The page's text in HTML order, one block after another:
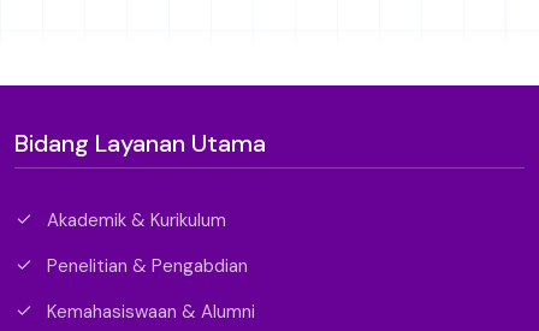
Bidang Layanan Utama
Akademik & Kurikulum
Penelitian & Pengabdian
Kemahasiswaan & Alumni